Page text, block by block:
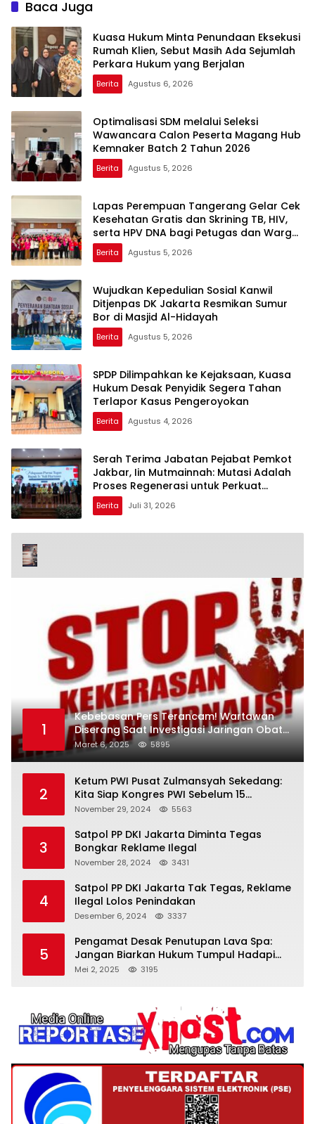
Baca Juga
Kuasa Hukum Minta Penundaan Eksekusi
Rumah Klien, Sebut Masih Ada Sejumlah
Perkara Hukum yang Berjalan
Berita Agustus 6, 2026
Optimalisasi SDM melalui Seleksi
Wawancara Calon Peserta Magang Hub
Kemnaker Batch 2 Tahun 2026
Berita Agustus 5, 2026
Lapas Perempuan Tangerang Gelar Cek
Kesehatan Gratis dan Skrining TB, HIV,
serta HPV DNA bagi Petugas dan Warga
Binaan
Berita Agustus 5, 2026
Wujudkan Kepedulian Sosial Kanwil
Ditjenpas DK Jakarta Resmikan Sumur
Bor di Masjid Al-Hidayah
Berita Agustus 5, 2026
SPDP Dilimpahkan ke Kejaksaan, Kuasa
Hukum Desak Penyidik Segera Tahan
Terlapor Kasus Pengeroyokan
Berita Agustus 4, 2026
Serah Terima Jabatan Pejabat Pemkot
Jakbar, Iin Mutmainnah: Mutasi Adalah
Proses Regenerasi untuk Perkuat
Pelayanan Publik
Berita Juli 31, 2026
1
Kebebasan Pers Terancam! Wartawan
Diserang Saat Investigasi Jaringan Obat
Terlarang
Maret 6, 2025 5895
2
Ketum PWI Pusat Zulmansyah Sekedang:
Kita Siap Kongres PWI Sebelum 15
Desember 2024
November 29, 2024 5563
3
Satpol PP DKI Jakarta Diminta Tegas
Bongkar Reklame Ilegal
November 28, 2024 3431
4
Satpol PP DKI Jakarta Tak Tegas, Reklame
Ilegal Lolos Penindakan
Desember 6, 2024 3337
5
Pengamat Desak Penutupan Lava Spa:
Jangan Biarkan Hukum Tumpul Hadapi
‘Spa Berkedok
Mei 2, 2025 3195